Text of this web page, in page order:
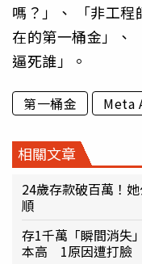
嗎？」、 「非工
在的第一桶金」、
逼死誰」。
第一桶金 Meta
相關文章
24歲存款破百萬！
順
存1千萬「瞬間消失
本高 1原因遭打臉